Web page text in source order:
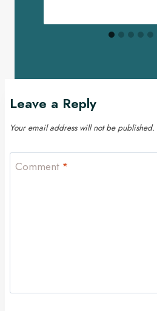
Leave a Reply
Your email address will not be published.
Comment *